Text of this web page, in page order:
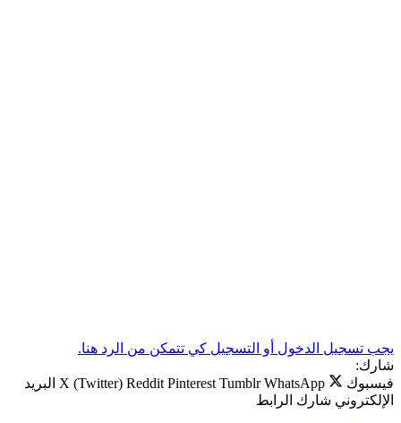
يجب تسجيل الدخول أو التسجيل كي تتمكن من الرد هنا.
شارك:
فيسبوك
X (Twitter) Reddit Pinterest Tumblr WhatsApp
البريد
الإلكتروني شارك الرابط